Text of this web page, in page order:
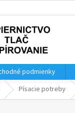
podmienky
Písacie potreby